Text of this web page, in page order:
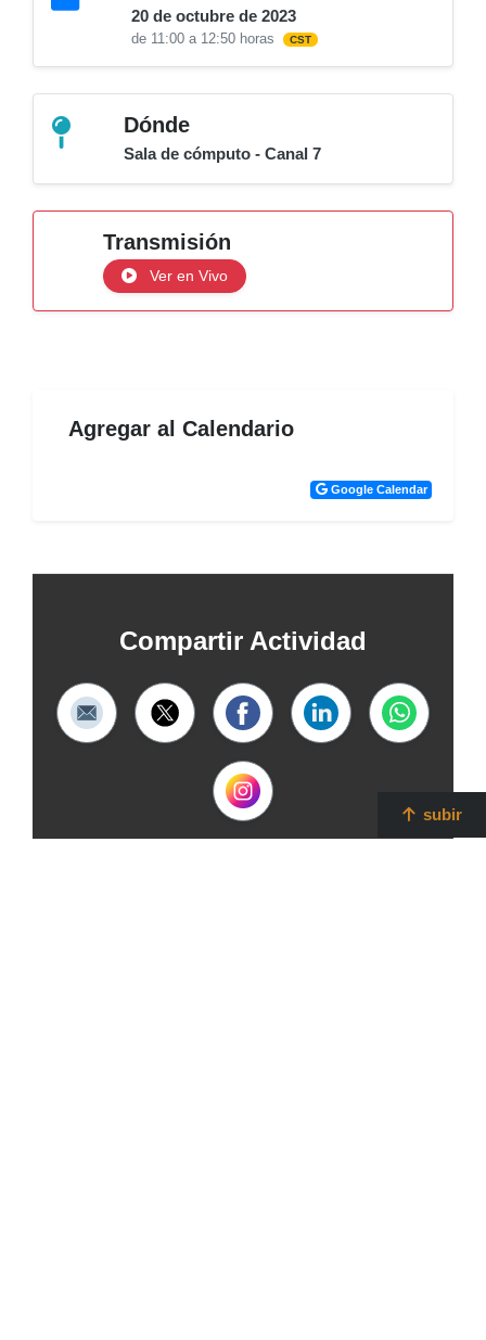
20 de octubre de 2023
de 11:00 a 12:50 horas CST
Dónde
Sala de cómputo - Canal 7
Transmisión
Ver en Vivo
Agregar al Calendario
Google Calendar
Compartir Actividad
subir